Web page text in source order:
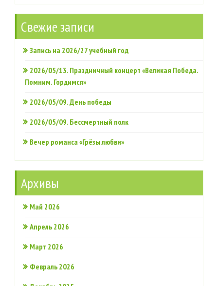
Свежие записи
Запись на 2026/27 учебный год
2026/05/13. Праздничный концерт «Великая Победа.
Помним. Гордимся»
2026/05/09. День победы
2026/05/09. Бессмертный полк
Вечер романса «Грёзы любви»
Архивы
Май 2026
Апрель 2026
Март 2026
Февраль 2026